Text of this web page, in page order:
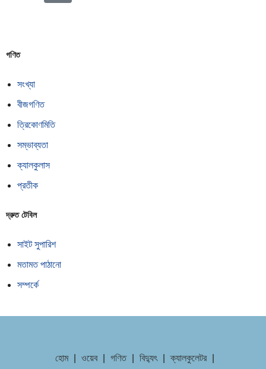
গণিত
সংখ্যা
বীজগণিত
ত্রিকোণমিতি
সম্ভাব্যতা
ক্যালকুলাস
প্রতীক
দ্রুত টেবিল
সাইট সুপারিশ
মতামত পাঠানো
সম্পর্কে
হোম ওয়েব গণিত বিদ্যুৎ ক্যালকুলেটর